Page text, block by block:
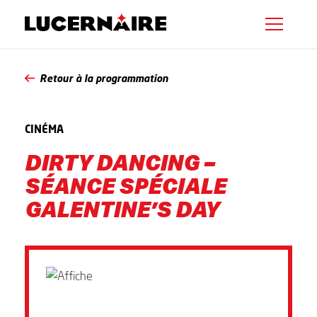
Retour à la programmation
CINÉMA
DIRTY DANCING –
SÉANCE SPÉCIALE
GALENTINE’S DAY